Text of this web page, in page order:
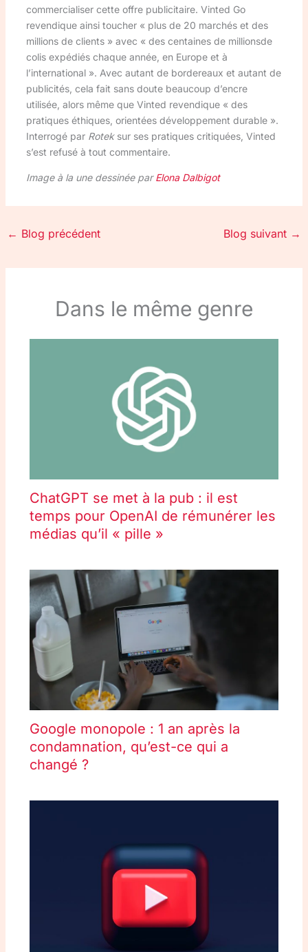
commercialiser cette offre publicitaire. Vinted Go
revendique ainsi toucher « plus de 20 marchés et des
millions de clients » avec « des centaines de millionsde
colis expédiés chaque année, en Europe et à
l’international ». Avec autant de bordereaux et autant de
publicités, cela fait sans doute beaucoup d’encre
utilisée, alors même que Vinted revendique « des
pratiques éthiques, orientées développement durable ».
Interrogé par Roteksur ses pratiques critiquées, Vinted
s’est refusé à tout commentaire.
Image à la une dessinée parElona Dalbigot
← Blog précédent Blog suivant →
Dans le même genre
ChatGPT se met à la pub : il est
temps pour OpenAI de rémunérer les
médias qu’il « pille »
Google monopole : 1 an après la
condamnation, qu’est-ce qui a
changé ?